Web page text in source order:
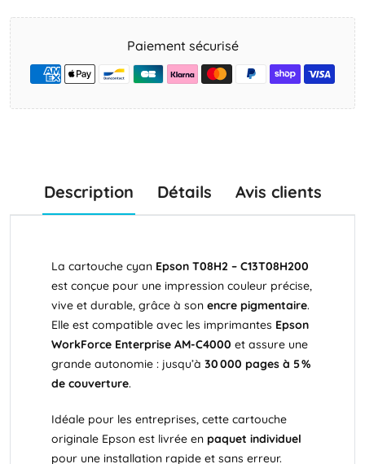
Paiement sécurisé
Description Détails Avis clients
La cartouche cyan Epson T08H2 – C13T08H200
est conçue pour une impression couleur précise,
vive et durable, grâce à son encre pigmentaire.
Elle est compatible avec les imprimantes Epson
WorkForce Enterprise AM-C4000 et assure une
grande autonomie : jusqu’à 30 000 pages à 5 %
de couverture.
Idéale pour les entreprises, cette cartouche
originale Epson est livrée en paquet individuel
pour une installation rapide et sans erreur.